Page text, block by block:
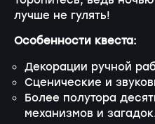
лучше не гулять!
Особенности квеста:
Декорации ручной
Сценические и
Более полутора
механизмов и